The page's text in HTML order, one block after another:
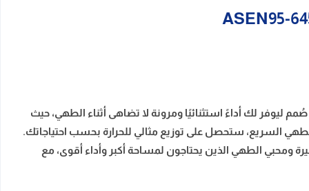
الغاز البا بلت ان المزود بـ 6 شعلات غاز هو الحل الأمثل لك. صُمم ليوفر لك أداءً استثنائيًا ومرونة لا تضاهى أثناء الطهي، حيث
السريع، ستحصل على توزيع مثالي للحرارة بحسب احتياجاتك.
ومحبي الطهي الذين يحتاجون لمساحة أكبر وأداء أقوى، مع